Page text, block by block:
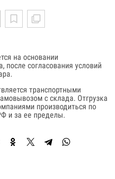
на основании
после согласования условий
транспортными
с склада. Отгрузка
производиться по
и за ее пределы.